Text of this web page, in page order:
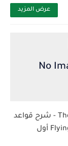
عرض المزيد
The imperative - شرح قواعد
منهج Flying High أول